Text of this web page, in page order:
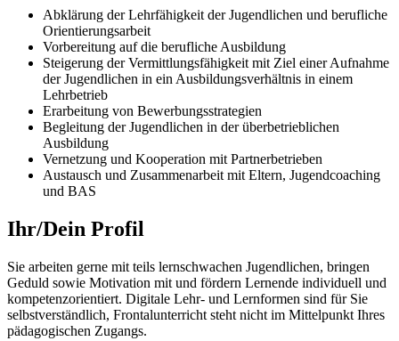
Abklärung der Lehrfähigkeit der Jugendlichen und berufliche
Orientierungsarbeit
Vorbereitung auf die berufliche Ausbildung
Steigerung der Vermittlungsfähigkeit mit Ziel einer Aufnahme
der Jugendlichen in ein Ausbildungsverhältnis in einem
Lehrbetrieb
Erarbeitung von Bewerbungsstrategien
Begleitung der Jugendlichen in der überbetrieblichen
Ausbildung
Vernetzung und Kooperation mit Partnerbetrieben
Austausch und Zusammenarbeit mit Eltern, Jugendcoaching
und BAS
Ihr/Dein Profil
Sie arbeiten gerne mit teils lernschwachen Jugendlichen, bringen
Geduld sowie Motivation mit und fördern Lernende individuell und
kompetenzorientiert. Digitale Lehr- und Lernformen sind für Sie
selbstverständlich, Frontalunterricht steht nicht im Mittelpunkt Ihres
pädagogischen Zugangs.